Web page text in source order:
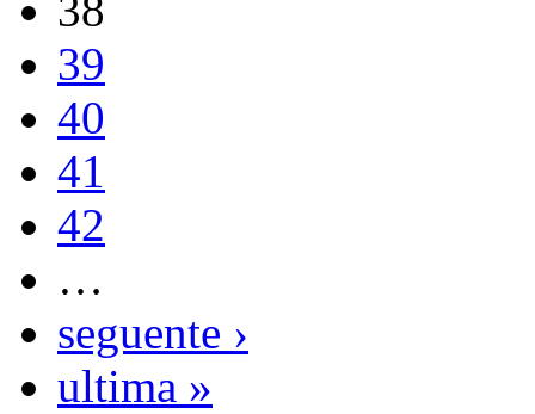
38
39
40
41
42
…
seguente ›
ultima »